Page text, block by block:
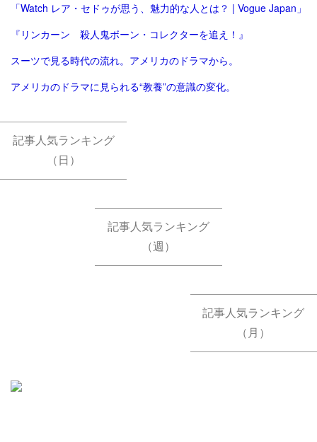
「Watch レア・セドゥが思う、魅力的な人とは？ | Vogue Japan」
『リンカーン 殺人鬼ボーン・コレクターを追え！』
スーツで見る時代の流れ。アメリカのドラマから。
アメリカのドラマに見られる“教養”の意識の変化。
記事人気ランキング
（日）
記事人気ランキング
（週）
記事人気ランキング
（月）